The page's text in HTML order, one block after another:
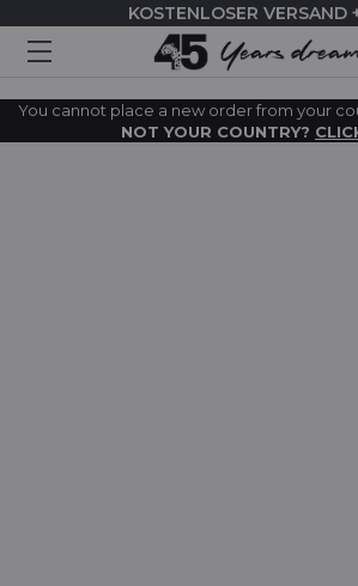
KOSTENLOSER
You cannot place a new order from your
NOT YOUR COUNTRY?